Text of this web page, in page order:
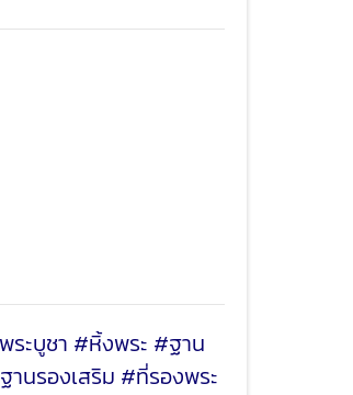
ระบูชา #หิ้งพระ #ฐาน
นรองเสริม #ที่รองพระ